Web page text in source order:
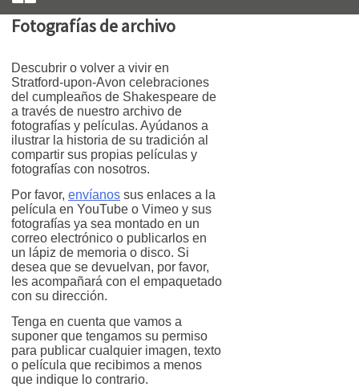
Fotografías de archivo
Descubrir o volver a vivir en
Stratford-upon-Avon celebraciones
del cumpleaños de Shakespeare de
a través de nuestro archivo de
fotografías y películas. Ayúdanos a
ilustrar la historia de su tradición al
compartir sus propias películas y
fotografías con nosotros.
Por favor, envíanos sus enlaces a la
película en YouTube o Vimeo y sus
fotografías ya sea montado en un
correo electrónico o publicarlos en
un lápiz de memoria o disco. Si
desea que se devuelvan, por favor,
les acompañará con el empaquetado
con su dirección.
Tenga en cuenta que vamos a
suponer que tengamos su permiso
para publicar cualquier imagen, texto
o película que recibimos a menos
que indique lo contrario.